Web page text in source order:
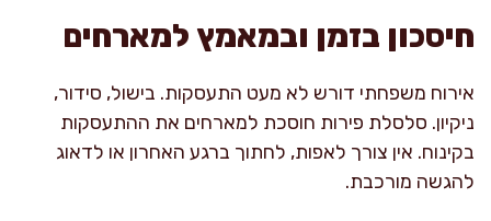
חיסכון בזמן ובמאמץ למארחים
אירוח משפחתי דורש לא מעט התעסקות. בישול, סידור,
ניקיון. סלסלת פירות חוסכת למארחים את ההתעסקות
בקינוח. אין צורך לאפות, לחתוך ברגע האחרון או לדאוג
להגשה מורכבת.